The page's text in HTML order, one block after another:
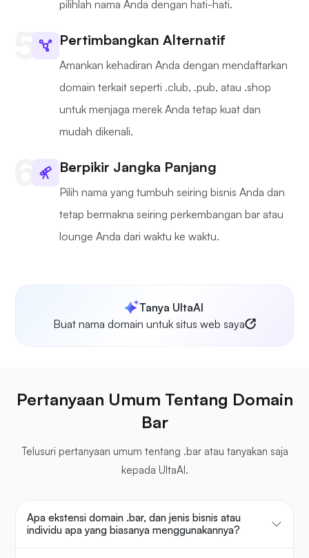
pilihlah nama Anda dengan hati-hati.
Pertimbangkan Alternatif
Amankan kehadiran Anda dengan mendaftarkan
domain terkait seperti .club, .pub, atau .shop
untuk menjaga merek Anda tetap kuat dan
mudah dikenali.
Berpikir Jangka Panjang
Pilih nama yang tumbuh seiring bisnis Anda dan
tetap bermakna seiring perkembangan bar atau
lounge Anda dari waktu ke waktu.
Tanya UltaAI
Buat nama domain untuk situs web saya
Pertanyaan Umum Tentang Domain
Bar
Telusuri pertanyaan umum tentang .bar atau tanyakan saja
kepada UltaAI.
Apa ekstensi domain .bar, dan jenis bisnis atau
individu apa yang biasanya menggunakannya?